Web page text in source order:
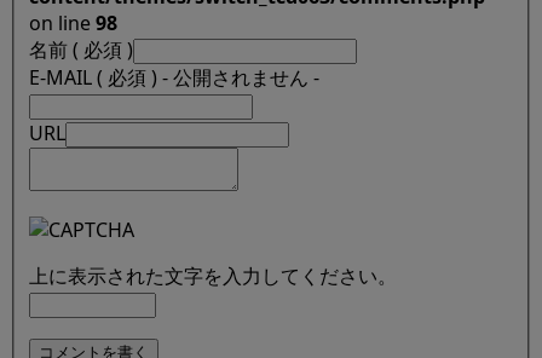
on line98
名前 ( 必須 )
E-MAIL ( 必須 ) - 公開されません -
URL
上に表示された文字を入力してください。